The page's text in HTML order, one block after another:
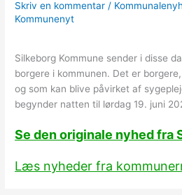
Skriv en kommentar /
Kommunenyt
Silkeborg Kommune sender i disse
borgere i kommunen. Det er
og som kan blive påvirket af
begynder natten til lørdag 19. juni
Se den originale nyhed fra
Læs nyheder fra